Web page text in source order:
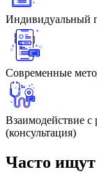
Индивидуальный
Современные
Взаимодействие
(консультация)
Часто ищут